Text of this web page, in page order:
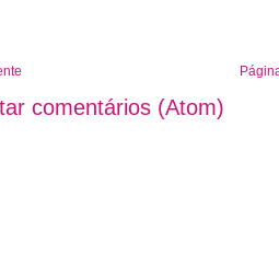
comentários (Atom)